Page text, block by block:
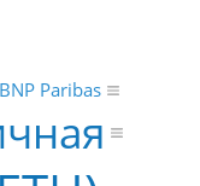
BNP Paribas